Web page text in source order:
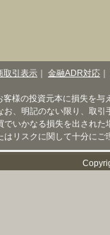
取引表示 金融ADR対応
様の投資元本に損失を
、明記のない限り、取
いかなる損失を出され
はリスクに関して十分に